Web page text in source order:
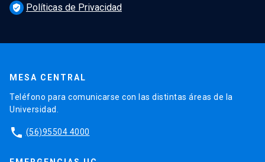
verified_user Políticas de Privacidad
MESA CENTRAL
Teléfono para comunicarse con las distintas áreas de la
Universidad.
phone (56)95504 4000